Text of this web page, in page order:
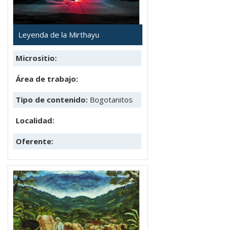
Leyenda de la Mirthayu
Micrositio:
Área de trabajo:
Tipo de contenido: Bogotanitos
Localidad:
Oferente: